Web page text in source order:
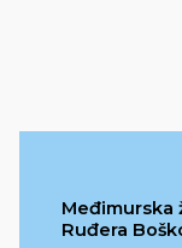
Međimurska
Ruđera